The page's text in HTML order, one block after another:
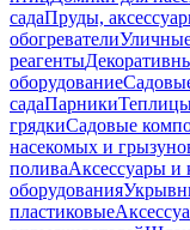
садаПруды,
обогреватели
реагенты
оборудование
садаПарники
грядкиСадовые
насекомых и
поливаАксессуары и
оборудования
пластиковые